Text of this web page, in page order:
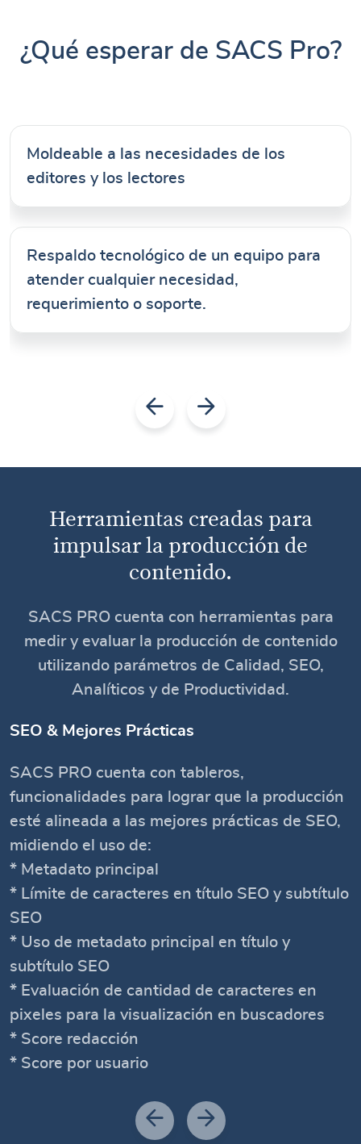
¿Qué esperar de SACS Pro?
Moldeable a las necesidades de los
editores y los lectores
Respaldo tecnológico de un equipo para
atender cualquier necesidad,
requerimiento o soporte.
Herramientas creadas para
impulsar la producción de
contenido.
SACS PRO cuenta con herramientas para
medir y evaluar la producción de contenido
utilizando parámetros de Calidad, SEO,
Analíticos y de Productividad.
SEO & Mejores Prácticas
SACS PRO cuenta con tableros,
funcionalidades para lograr que la producción
esté alineada a las mejores prácticas de SEO,
midiendo el uso de:
* Metadato principal
* Límite de caracteres en título SEO y subtítulo
SEO
* Uso de metadato principal en título y
subtítulo SEO
* Evaluación de cantidad de caracteres en
pixeles para la visualización en buscadores
* Score redacción
* Score por usuario